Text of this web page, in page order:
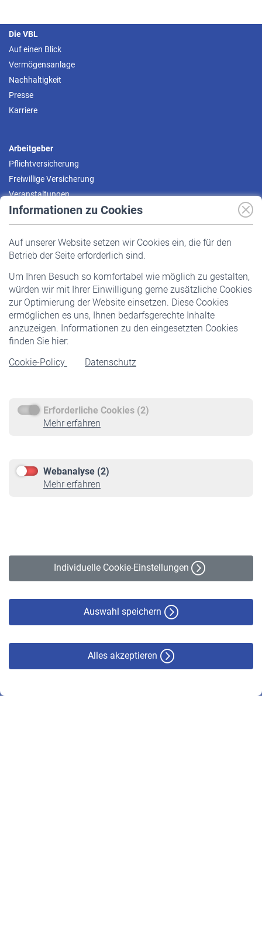
Informationen zu Cookies
Auf unserer Website setzen wir Cookies ein, die für den
Betrieb der Seite erforderlich sind.
Um Ihren Besuch so komfortabel wie möglich zu gestalten,
würden wir mit Ihrer Einwilligung gerne zusätzliche Cookies
zur Optimierung der Website einsetzen. Diese Cookies
ermöglichen es uns, Ihnen bedarfsgerechte Inhalte
anzuzeigen. Informationen zu den eingesetzten Cookies
finden Sie hier:
Cookie-Policy
Datenschutz
Erforderliche Cookies (2)
Mehr erfahren
Webanalyse (2)
Mehr erfahren
Individuelle Cookie-Einstellungen
Auswahl speichern
Alles akzeptieren
Die VBL
Auf einen Blick
Vermögensanlage
Nachhaltigkeit
Presse
Karriere
Arbeitgeber
Pflichtversicherung
Freiwillige Versicherung
Veranstaltungen
Pflichtversicherung
Staatliche Förderung
Veranstaltungen
Rentner
Rentenbeginn
Rente beantragen
Service
Informationen
Online-Rechner
VBLnewsletter
Erklärung zur Barrierefreiheit
© VBL 2026